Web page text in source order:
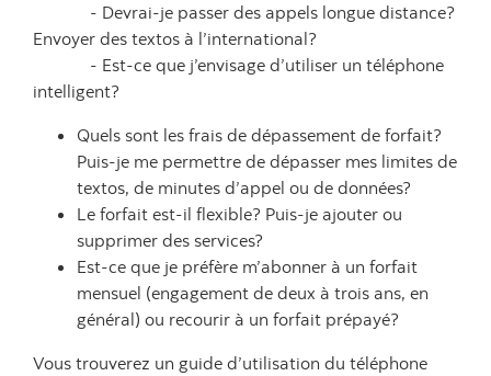
- Devrai-je passer des appels longue distance?
Envoyer des textos à l’international?
- Est-ce que j’envisage d’utiliser un téléphone
intelligent?
Quels sont les frais de dépassement de forfait?
Puis-je me permettre de dépasser mes limites de
textos, de minutes d’appel ou de données?
Le forfait est-il flexible? Puis-je ajouter ou
supprimer des services?
Est-ce que je préfère m’abonner à un forfait
mensuel (engagement de deux à trois ans, en
général) ou recourir à un forfait prépayé?
Vous trouverez un guide d’utilisation du téléphone